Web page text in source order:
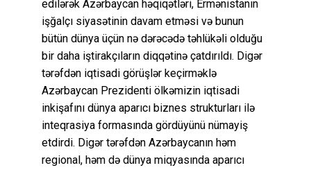
edilərək Azərbaycan həqiqətləri, Ermənistanın
işğalçı siyasətinin davam etməsi və bunun
bütün dünya üçün nə dərəcədə təhlükəli olduğu
bir daha iştirakçıların diqqətinə çatdırıldı. Digər
tərəfdən iqtisadi görüşlər keçirməklə
Azərbaycan Prezidenti ölkəmizin iqtisadi
inkişafını dünya aparıcı biznes strukturları ilə
inteqrasiya formasında gördüyünü nümayiş
etdirdi. Digər tərəfdən Azərbaycanın həm
regional, həm də dünya miqyasında aparıcı